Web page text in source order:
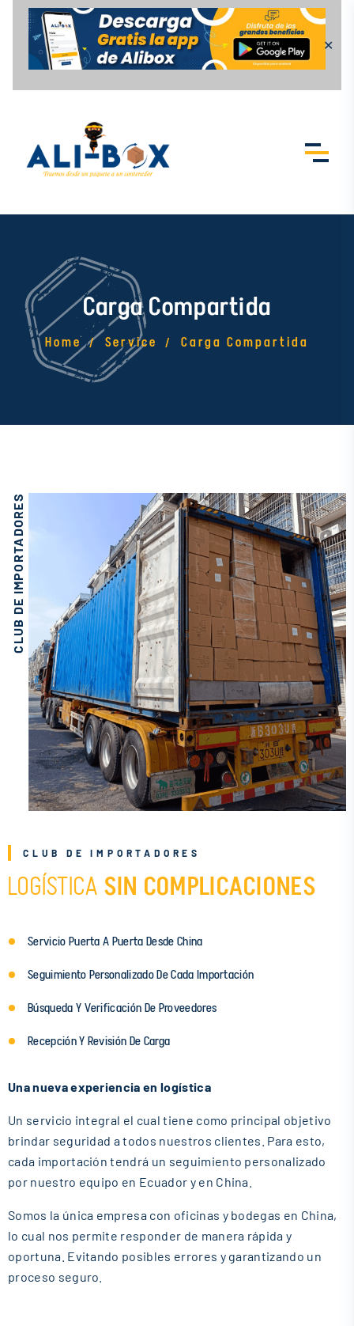
✕
Carga Compartida
Home Service Carga Compartida
CLUB DE IMPORTADORES
CLUB DE IMPORTADORES
LOGÍSTICA SIN COMPLICACIONES
Servicio Puerta A Puerta Desde China
Seguimiento Personalizado De Cada Importación
Búsqueda Y Verificación De Proveedores
Recepción Y Revisión De Carga
Una nueva experiencia en logística
Un servicio integral el cual tiene como principal objetivo
brindar seguridad a todos nuestros clientes. Para esto,
cada importación tendrá un seguimiento personalizado
por nuestro equipo en Ecuador y en China.
Somos la única empresa con oficinas y bodegas en China,
lo cual nos permite responder de manera rápida y
oportuna. Evitando posibles errores y garantizando un
proceso seguro.